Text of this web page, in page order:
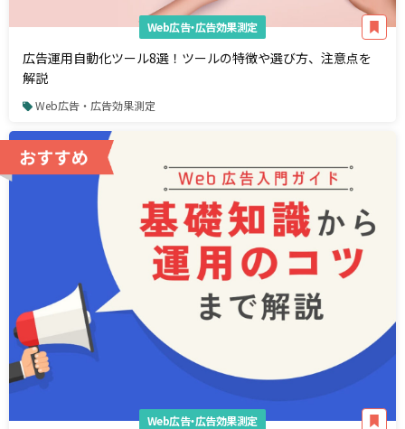
Web広告・広告効果測定
広告運用自動化ツール8選！ツールの特徴や選び方、注意点を
解説
Web広告・広告効果測定
Web広告・広告効果測定